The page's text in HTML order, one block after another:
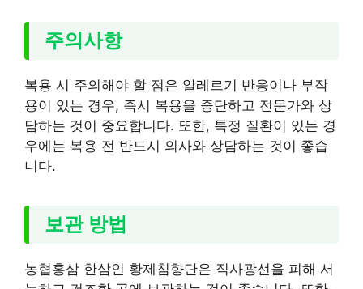
주의사항
복용 시 주의해야 할 점은 알레르기 반응이나 부작
용이 있는 경우, 즉시 복용을 중단하고 전문가와 상
담하는 것이 중요합니다. 또한, 특정 질환이 있는 경
우에는 복용 전 반드시 의사와 상담하는 것이 좋습
니다.
보관 방법
농협홍삼 한삼인 황제침향단은 직사광선을 피해 서